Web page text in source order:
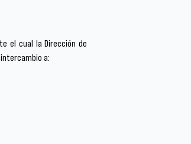
el cual la Dirección de
a: